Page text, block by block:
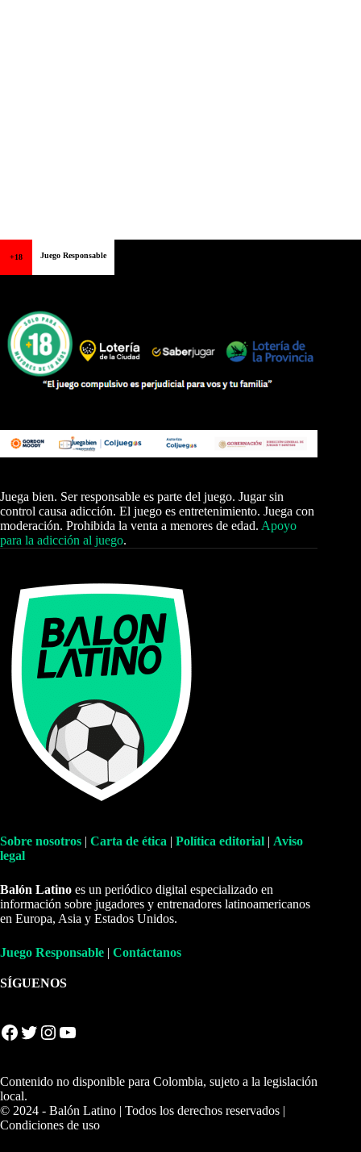
+18 Juego Responsable
Juega bien. Ser responsable es parte del juego. Jugar sin
control causa adicción. El juego es entretenimiento. Juega con
moderación. Prohibida la venta a menores de edad. Apoyo
para la adicción al juego.
Sobre nosotros | Carta de ética | Política editorial | Aviso
legal
Balón Latino es un periódico digital especializado en
información sobre jugadores y entrenadores latinoamericanos
en Europa, Asia y Estados Unidos.
Juego Responsable | Contáctanos
SÍGUENOS
Facebook Twitter Instagram YouTube
Contenido no disponible para Colombia, sujeto a la legislación
local.
© 2024 - Balón Latino | Todos los derechos reservados |
Condiciones de uso